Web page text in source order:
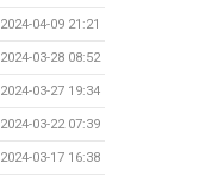
2024-04-09 21:21
2024-03-28 08:52
2024-03-27 19:34
2024-03-22 07:39
2024-03-17 16:38